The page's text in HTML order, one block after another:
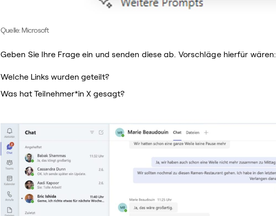
Quelle: Microsoft
Geben Sie Ihre Frage ein und senden diese ab. Vorschläge hierfür wären:
Welche Links wurden geteilt?
Was hat Teilnehmer*in X gesagt?